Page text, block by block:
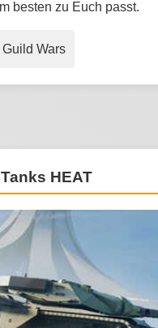
besten zu Euch passt.
Wars
HEAT